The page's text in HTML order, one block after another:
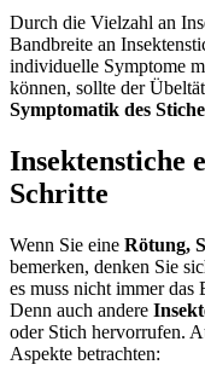
Durch die Vielzahl an
Bandbreite an
individuelle Symptome
können, sollte der
Symptomatik des
Insektenstiche
Schritte
Wenn Sie eine Rötung,
bemerken, denken Sie
es muss nicht immer das
Denn auch andere
oder Stich hervorrufen.
Aspekte betrachten: